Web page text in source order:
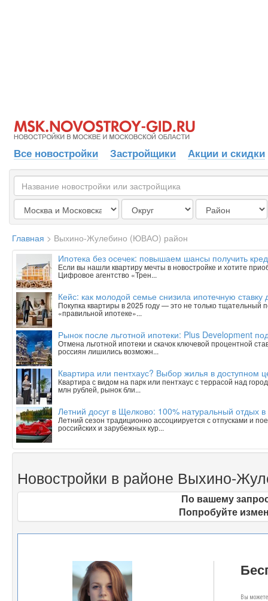
Все новостройки Застройщики Акции и скидки
Главная > Выхино-Жулебино (ЮВАО) район
Ипотека без осечек: повышаем шансы получить
Если вы нашли квартиру мечты в новостройке и хотите
Цифровое агентство «Трен...
Кейс: как молодой семье снизила ипотечную
Покупка квартиры в 2025 году — это не только тщательный
«правильной ипотеке»...
Рынок после льготной ипотеки: Plus Development
Отмена льготной ипотеки и скачок ключевой процентной
россиян лишились возможн...
Квартира или пентхаус? Выбор жилья в доступном
Квартира с видом на парк или пентхаус с террасой над
млн рублей, рынок бли...
Летний досуг в Щелково: 100% натуральный отдых в
Летний сезон традиционно ассоциируется с отпусками и
российских и зарубежных кур...
Новостройки в районе Выхино-
По вашему
Попробуйте
Вы